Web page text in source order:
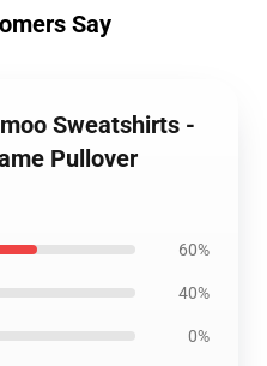
Say
Sweatshirts -
Pullover
60%
40%
0%